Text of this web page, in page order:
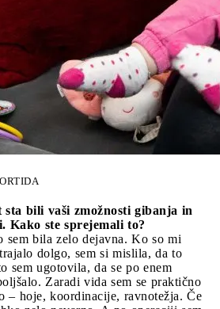
bili vaši zmožnosti gibanja in
Kako ste sprejemali to?
sem bila zelo dejavna. Ko so mi
dolgo, sem si mislila, da to
sem ugotovila, da se po enem
Zaradi vida sem se praktično
– hoje, koordinacije, ravnotežja. Če